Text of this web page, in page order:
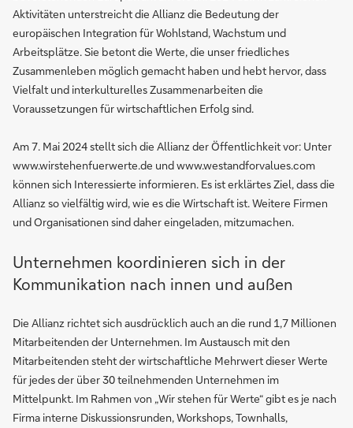
Aktivitäten unterstreicht die Allianz die Bedeutung der
europäischen Integration für Wohlstand, Wachstum und
Arbeitsplätze. Sie betont die Werte, die unser friedliches
Zusammenleben möglich gemacht haben und hebt hervor, dass
Vielfalt und interkulturelles Zusammenarbeiten die
Voraussetzungen für wirtschaftlichen Erfolg sind.
Am 7. Mai 2024 stellt sich die Allianz der Öffentlichkeit vor: Unter
www.wirstehenfuerwerte.de und www.westandforvalues.com
können sich Interessierte informieren. Es ist erklärtes Ziel, dass die
Allianz so vielfältig wird, wie es die Wirtschaft ist. Weitere Firmen
und Organisationen sind daher eingeladen, mitzumachen.
Unternehmen koordinieren sich in der
Kommunikation nach innen und außen
Die Allianz richtet sich ausdrücklich auch an die rund 1,7 Millionen
Mitarbeitenden der Unternehmen. Im Austausch mit den
Mitarbeitenden steht der wirtschaftliche Mehrwert dieser Werte
für jedes der über 30 teilnehmenden Unternehmen im
Mittelpunkt. Im Rahmen von „Wir stehen für Werte“ gibt es je nach
Firma interne Diskussionsrunden, Workshops, Townhalls,